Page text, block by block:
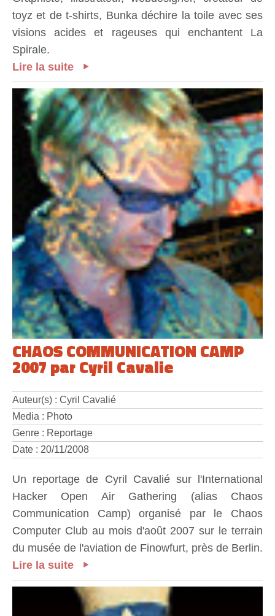
toyz et de t-shirts, Bunka déchire la toile avec ses
visions acides et rageuses qui enchantent La
Spirale.
Lire la suite
CHAOS COMMUNICATION CAMP
2007 par Cyril Cavalie
Auteur(s) : Cyril Cavalié
Media : Photo
Genre : Reportage
Date : 20/11/2008
Un reportage de Cyril Cavalié sur l'International
Hacker Open Air Gathering (alias Chaos
Communication Camp) organisé par le Chaos
Computer Club au mois d'août 2007 sur le terrain
du musée de l'aviation de Finowfurt, près de Berlin.
Lire la suite